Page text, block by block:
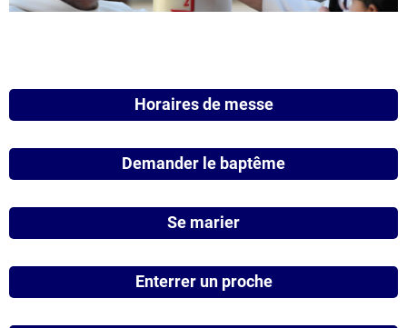
Horaires de messe
Demander le baptême
Se marier
Enterrer un proche